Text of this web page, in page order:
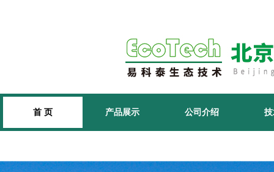
首 页 产品展示 公司介绍